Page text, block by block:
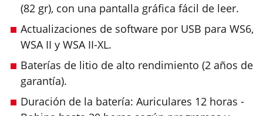
(82 gr), con una pantalla gráfica fácil de leer.
Actualizaciones de software por USB para WS6,
WSA II y WSA II-XL.
Baterías de litio de alto rendimiento (2 años de
garantía).
Duración de la batería: Auriculares 12 horas -